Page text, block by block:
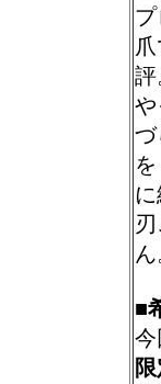
評
や
づ
■
今